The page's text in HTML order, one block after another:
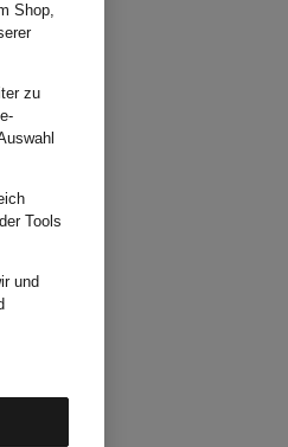
Shop,
zu
Tools
und